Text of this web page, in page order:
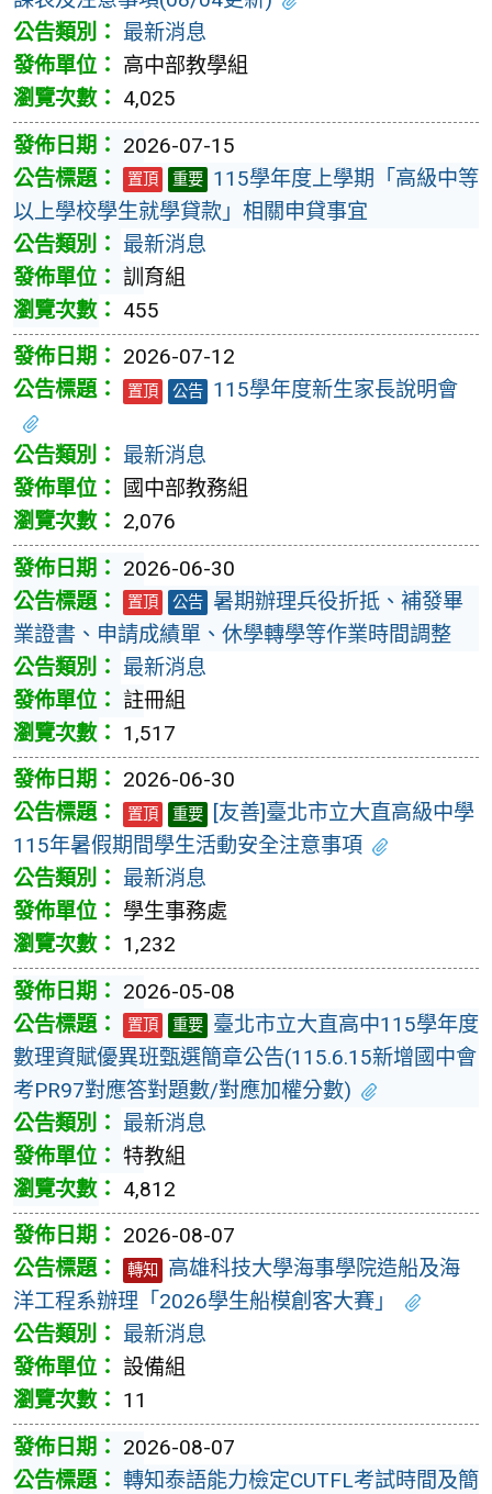
最新消息
高中部教學組
4,025
2026-07-15
置頂 重要 115學年度上學期「高級中等
以上學校學生就學貸款」相關申貸事宜
最新消息
訓育組
455
2026-07-12
置頂 公告 115學年度新生家長說明會
最新消息
國中部教務組
2,076
2026-06-30
置頂 公告 暑期辦理兵役折抵、補發畢
業證書、申請成績單、休學轉學等作業時間調整
最新消息
註冊組
1,517
2026-06-30
置頂 重要
[友善]臺北市立大直高級中學
115年暑假期間學生活動安全注意事項
最新消息
學生事務處
1,232
2026-05-08
置頂 重要 臺北市立大直高中115學年度
數理資賦優異班甄選簡章公告(115.6.15新增國中會
考PR97對應答對題數/對應加權分數)
最新消息
特教組
4,812
2026-08-07
轉知
高雄科技大學海事學院造船及海
洋工程系辦理「2026學生船模創客大賽」
最新消息
設備組
11
2026-08-07
轉知泰語能力檢定CUTFL考試時間及簡